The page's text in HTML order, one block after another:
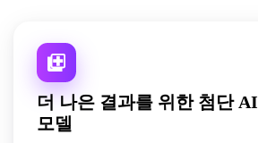
더 나은 결과를 위한 첨단 AI
모델